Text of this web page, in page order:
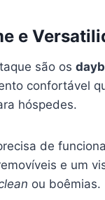
e
são os
confortável
hóspedes.
de
e um
ou boêmias.